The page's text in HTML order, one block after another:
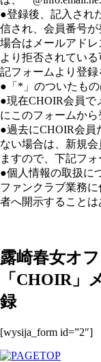
●登録後、記入され
信され、会員番号
場合はメールアド
より拒否されてい
記フォームより登録
●「*」のついたもの
●現在CHOIR会員で
にこのフォームから
●過去にCHOIR会員
ない場合は、新規
ますので、下記フォ
●個人情報の取扱に
ファンクラブ業務
者へ開示することは
露崎春女オ
「CHOIR」
録
[wysija_form id=”2″]